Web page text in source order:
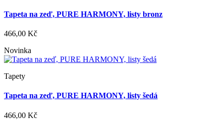
Tapeta na zeď, PURE HARMONY, listy bronz
466,00 Kč
Novinka
Tapety
Tapeta na zeď, PURE HARMONY, listy šedá
466,00 Kč